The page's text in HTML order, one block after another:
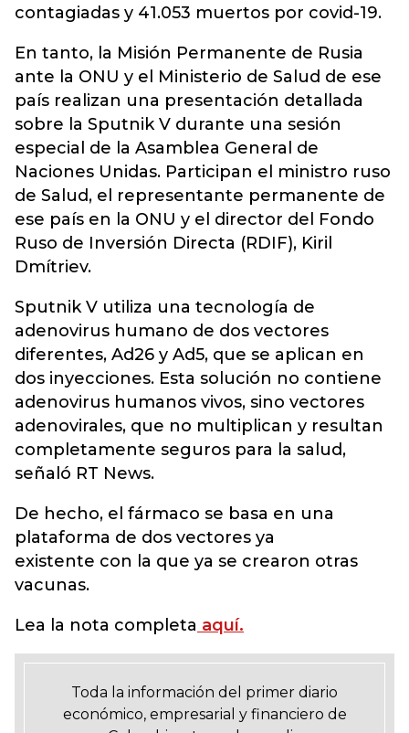
contagiadas y 41.053 muertos por covid-19.
En tanto, la Misión Permanente de Rusia
ante la ONU y el Ministerio de Salud de ese
país realizan una presentación detallada
sobre la Sputnik V durante una sesión
especial de la Asamblea General de
Naciones Unidas. Participan el ministro ruso
de Salud, el representante permanente de
ese país en la ONU y el director del Fondo
Ruso de Inversión Directa (RDIF), Kiril
Dmítriev.
Sputnik V utiliza una tecnología de
adenovirus humano de dos vectores
diferentes, Ad26 y Ad5, que se aplican en
dos inyecciones. Esta solución no contiene
adenovirus humanos vivos, sino vectores
adenovirales, que no multiplican y resultan
completamente seguros para la salud,
señaló RT News.
De hecho, el fármaco se basa en una
plataforma de dos vectores ya
existente con la que ya se crearon otras
vacunas.
Lea la nota completa aquí.
Toda la información del primer diario
económico, empresarial y financiero de